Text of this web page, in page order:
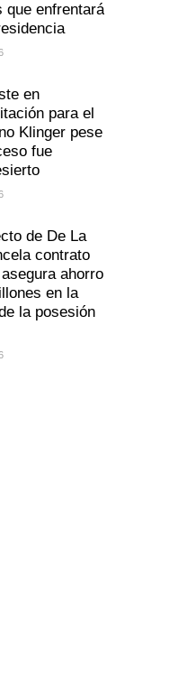
que enfrentará
en
para el
Klinger pese
fue
de De La
contrato
ahorro
en la
la posesión